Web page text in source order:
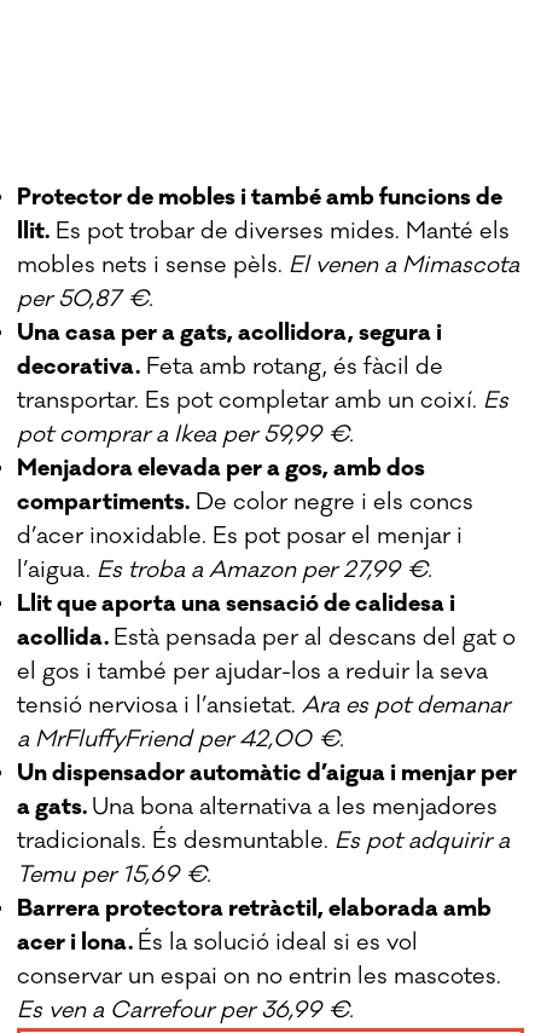
Protector de mobles i també amb funcions de
llit. Es pot trobar de diverses mides. Manté els
mobles nets i sense pèls. El venen a Mimascota
per 50,87 €.
Una casa per a gats, acollidora, segura i
decorativa. Feta amb rotang, és fàcil de
transportar. Es pot completar amb un coixí. Es
pot comprar a Ikea per 59,99 €.
Menjadora elevada per a gos, amb dos
compartiments. De color negre i els concs
d’acer inoxidable. Es pot posar el menjar i
l’aigua. Es troba a Amazon per 27,99 €.
Llit que aporta una sensació de calidesa i
acollida. Està pensada per al descans del gat o
el gos i també per ajudar-los a reduir la seva
tensió nerviosa i l’ansietat.Ara es pot demanar
a MrFluffyFriend per 42,00 €.
Un dispensador automàtic d’aigua i menjar per
a gats. Una bona alternativa a les menjadores
tradicionals. És desmuntable. Es pot adquirir a
Temu per 15,69 €.
Barrera protectora retràctil, elaborada amb
acer i lona. És la solució ideal si es vol
conservar un espai on no entrin les mascotes.
Es ven a Carrefour per 36,99 €.